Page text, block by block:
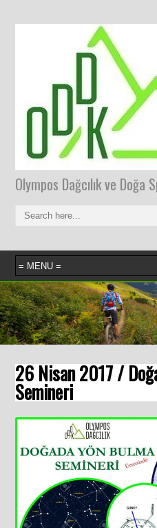
Olympos Dağcılık ve Doğa
26 Nisan 2017 /
Semineri